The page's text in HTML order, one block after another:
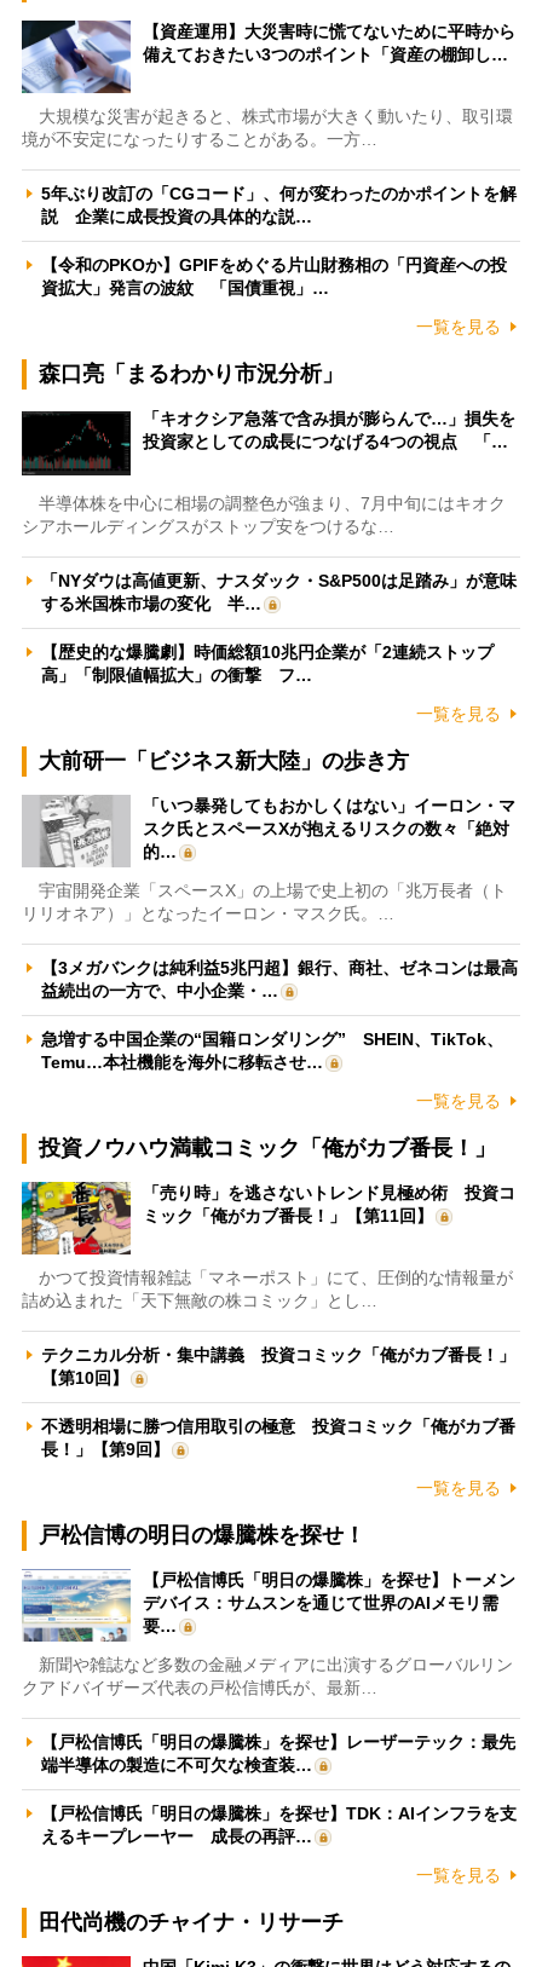
【資産運用】大災害時に慌てないために平時から
備えておきたい3つのポイント「資産の棚卸し…
大規模な災害が起きると、株式市場が大きく動いたり、取引環
境が不安定になったりすることがある。一方…
5年ぶり改訂の「CGコード」、何が変わったのかポイントを解
説 企業に成長投資の具体的な説…
【令和のPKOか】GPIFをめぐる片山財務相の「円資産への投
資拡大」発言の波紋 「国債重視」…
一覧を見る
森口亮「まるわかり市況分析」
「キオクシア急落で含み損が膨らんで…」損失を
投資家としての成長につなげる4つの視点 「…
半導体株を中心に相場の調整色が強まり、7月中旬にはキオク
シアホールディングスがストップ安をつけるな…
「NYダウは高値更新、ナスダック・S&P500は足踏み」が意味
する米国株市場の変化 半…
【歴史的な爆騰劇】時価総額10兆円企業が「2連続ストップ
高」「制限値幅拡大」の衝撃 フ…
一覧を見る
大前研一「ビジネス新大陸」の歩き方
「いつ暴発してもおかしくはない」イーロン・マ
スク氏とスペースXが抱えるリスクの数々「絶対
的…
宇宙開発企業「スペースX」の上場で史上初の「兆万長者（ト
リリオネア）」となったイーロン・マスク氏。…
【3メガバンクは純利益5兆円超】銀行、商社、ゼネコンは最高
益続出の一方で、中小企業・…
急増する中国企業の“国籍ロンダリング” SHEIN、TikTok、
Temu…本社機能を海外に移転させ…
一覧を見る
投資ノウハウ満載コミック「俺がカブ番長！」
「売り時」を逃さないトレンド見極め術 投資コ
ミック「俺がカブ番長！」【第11回】
かつて投資情報雑誌「マネーポスト」にて、圧倒的な情報量が
詰め込まれた「天下無敵の株コミック」とし…
テクニカル分析・集中講義 投資コミック「俺がカブ番長！」
【第10回】
不透明相場に勝つ信用取引の極意 投資コミック「俺がカブ番
長！」【第9回】
一覧を見る
戸松信博の明日の爆騰株を探せ！
【戸松信博氏「明日の爆騰株」を探せ】トーメン
デバイス：サムスンを通じて世界のAIメモリ需
要…
新聞や雑誌など多数の金融メディアに出演するグローバルリン
クアドバイザーズ代表の戸松信博氏が、最新…
【戸松信博氏「明日の爆騰株」を探せ】レーザーテック：最先
端半導体の製造に不可欠な検査装…
【戸松信博氏「明日の爆騰株」を探せ】TDK：AIインフラを支
えるキープレーヤー 成長の再評…
一覧を見る
田代尚機のチャイナ・リサーチ